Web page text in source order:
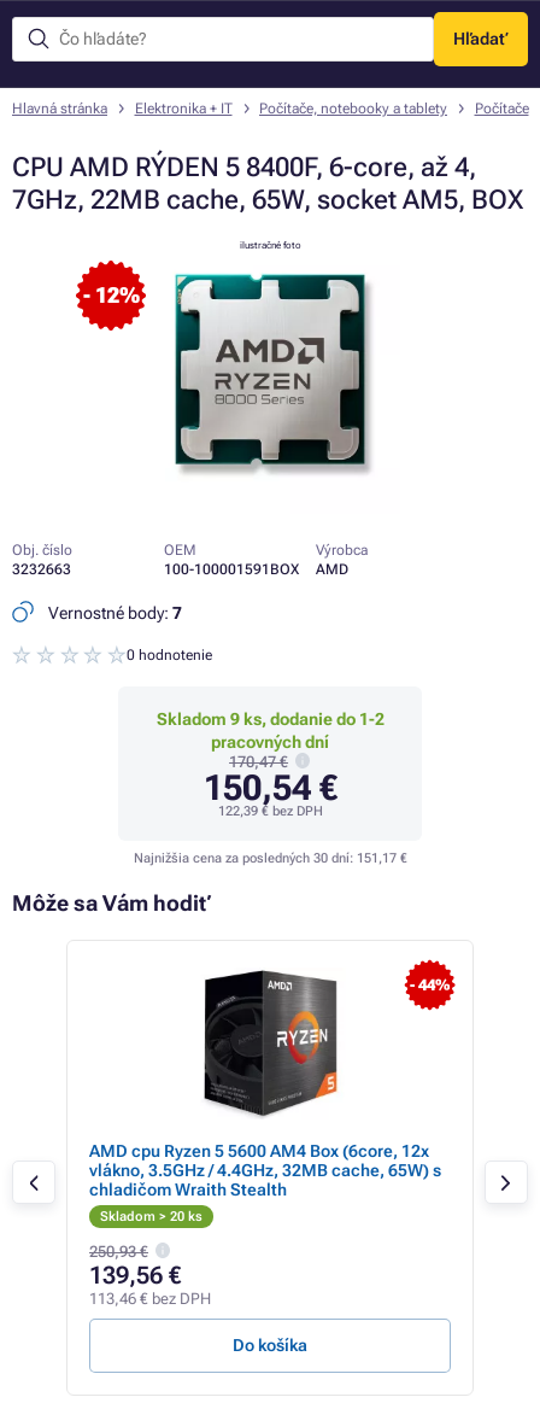
Hľadať
Menu
Hlavná stránka Elektronika + IT Počítače, notebooky a tablety Počítače
CPU AMD RÝDEN 5 8400F, 6-core, až 4,
7GHz, 22MB cache, 65W, socket AM5, BOX
- 12%
ilustračné foto
Obj. číslo
3232663
OEM
100-100001591BOX
Výrobca
AMD
Vernostné body: 7
0 hodnotenie
Skladom 9 ks, dodanie do 1-2
pracovných dní
170,47 €
150,54 €
122,39 €bez DPH
Najnižšia cena za posledných 30 dní: 151,17 €
Môže sa Vám hodiť
- 44%
AMD cpu Ryzen 5 5600 AM4 Box (6core, 12x
vlákno, 3.5GHz / 4.4GHz, 32MB cache, 65W) s
chladičom Wraith Stealth
Skladom > 20 ks
250,93 €
139,56 €
113,46 € bez DPH
Do košíka